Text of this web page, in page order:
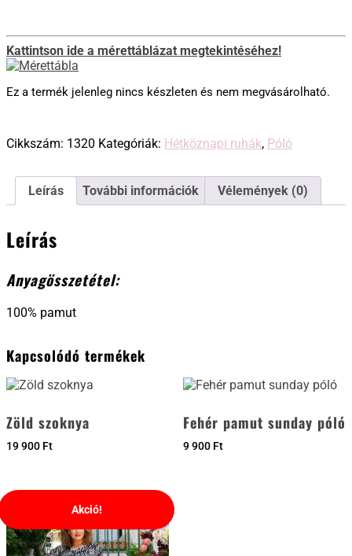
Kattintson ide a mérettáblázat megtekintéséhez!
Ez a termék jelenleg nincs készleten és nem megvásárolható.
Cikkszám: 1320 Kategóriák: Hétköznapi ruhák, Póló
Leírás További információk Vélemények (0)
Leírás
Anyagösszetétel:
100% pamut
Kapcsolódó termékek
Zöld szoknya
19 900 Ft
Fehér pamut sunday póló
9 900 Ft
Akció!